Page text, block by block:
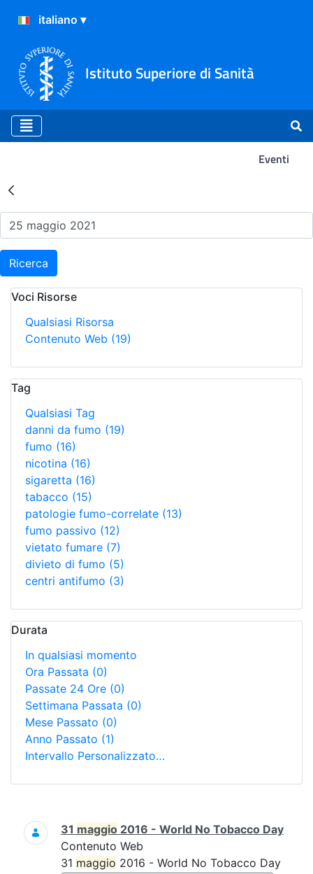
Istituto Superiore di Sanità
Eventi
Risultati della Ricerca -
Ricerca
Voci Risorse
Qualsiasi Risorsa
Contenuto Web (19)
Tag
Qualsiasi Tag
danni da fumo (19)
fumo (16)
nicotina (16)
sigaretta (16)
tabacco (15)
patologie fumo-correlate (13)
fumo passivo (12)
vietato fumare (7)
divieto di fumo (5)
centri antifumo (3)
Durata
In qualsiasi momento
Ora Passata (0)
Passate 24 Ore (0)
Settimana Passata (0)
Mese Passato (0)
Anno Passato (1)
Intervallo Personalizzato…
Ricerca
31 maggio 2016 - World No Tobacco Day
Contenuto Web
31 maggio 2016 - World No Tobacco Day